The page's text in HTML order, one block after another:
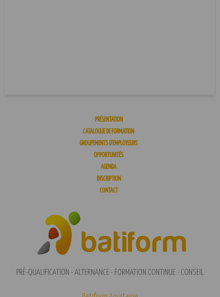
PRÉSENTATION
CATALOGUE DE FORMATION
GROUPEMENTS D’EMPLOYEURS
OPPORTUNITÉS
AGENDA
INSCRIPTION
CONTACT
PRÉ-QUALIFICATION - ALTERNANCE - FORMATION CONTINUE - CONSEIL